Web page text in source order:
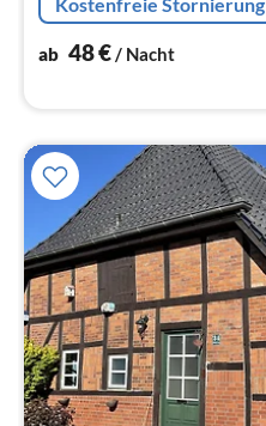
ab 48€ / Nacht